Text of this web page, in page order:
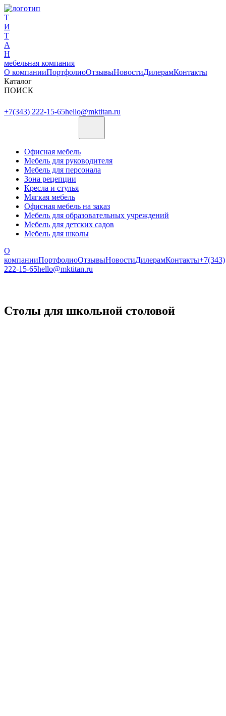
Т
И
Т
А
Н
мебельная компания
О компанииПортфолиоОтзывыНовостиДилерамКонтакты
Каталог
ПОИСК
+7(343) 222-15-65hello@mktitan.ru
Офисная мебель
Мебель для руководителя
Мебель для персонала
Зона рецепции
Кресла и стулья
Мягкая мебель
Офисная мебель на заказ
Мебель для образовательных учреждений
Мебель для детских садов
Мебель для школы
О
компанииПортфолиоОтзывыНовостиДилерамКонтакты+7(343)
222-15-65hello@mktitan.ru
Столы для школьной столовой